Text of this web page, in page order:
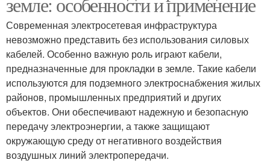
Современная электросетевая инфраструктура
невозможно представить без использования силовых
кабелей. Особенно важную роль играют кабели,
предназначенные для прокладки в земле. Такие кабели
используются для подземного электроснабжения жилых
районов, промышленных предприятий и других
объектов. Они обеспечивают надежную и безопасную
передачу электроэнергии, а также защищают
окружающую среду от негативного воздействия
воздушных линий электропередачи.